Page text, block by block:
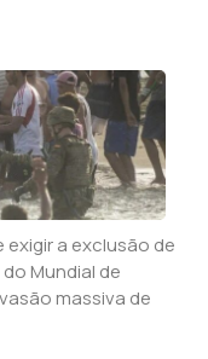
exigir a exclusão de
Mundial de
massiva de